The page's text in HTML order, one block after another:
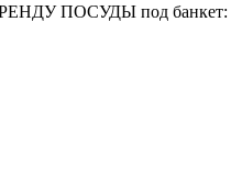
ПОСУДЫ под банкет: